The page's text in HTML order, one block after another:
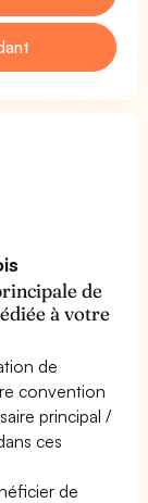
de
à votre
de
convention
principal /
ces
de